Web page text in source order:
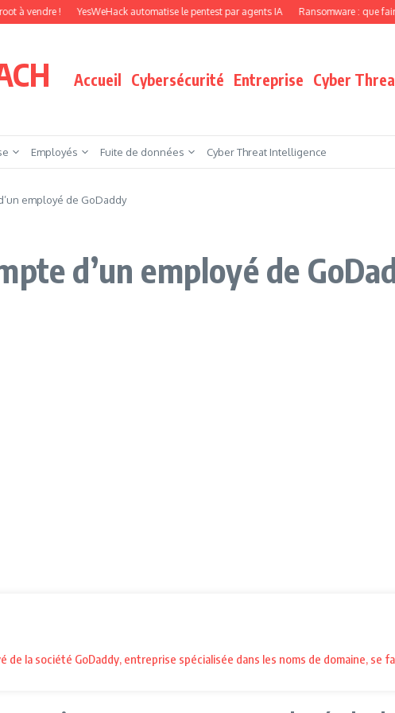
! YesWeHack automatise le pentest par agents IA Ransomware : que faire quand
Accueil Cybersécurité Entreprise Cyber
Employés Fuite de données Cyber Threat Intelligence
employé de GoDaddy
d’un employé de
de la société GoDaddy, entreprise spécialisée dans les noms de domaine,